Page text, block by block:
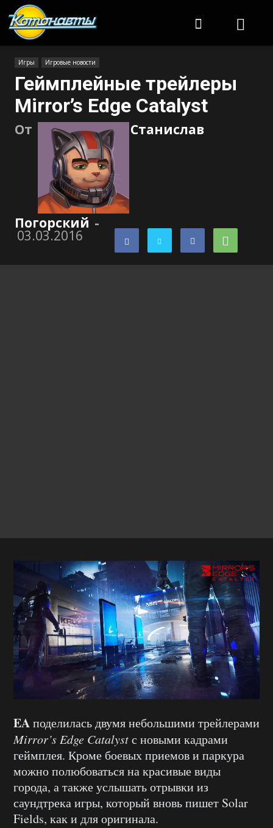
Игры Игровые новости
Геймплейные трейлеры
Mirror’s Edge Catalyst
От Станислав
Погорский -
03.03.2016
EAподелилась двумя небольшими трейлерами
Mirror’s Edge Catalystс новыми кадрами
геймплея. Кроме боевых приемов и паркура
можно полюбоваться на красивые виды
города, а также услышать отрывки из
саундтрека игры, который вновь пишет Solar
Fields, как и для оригинала.